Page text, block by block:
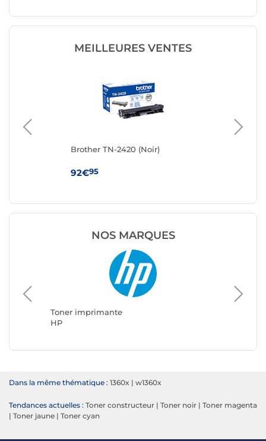
MEILLEURES VENTES
Brother TN-2420 (Noir)
92€95
NOS MARQUES
Toner imprimante
HP
Toner
Brother
Dans la même thématique : 1360x | w1360x
Tendances actuelles : Toner constructeur | Toner noir | Toner magenta
| Toner jaune | Toner cyan